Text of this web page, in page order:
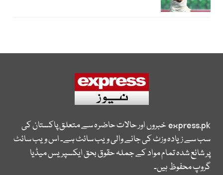
express.pkخبروں اور حالات حاضرہ سے متعلق پاکستان کی
سب سے زیادہ وزٹ کی جانے والی ویب سائٹ ہے۔ اس ویب سائٹ
پر شائع شدہ تمام مواد کے جملہ حقوق بحق ایکسپریس میڈیا
گروپ محفوظ ہیں۔